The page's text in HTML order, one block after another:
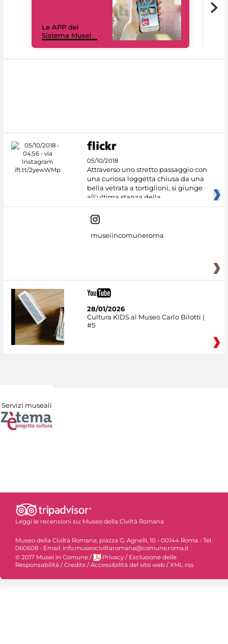
Le APP del
Sistema Musei
05/10/2018
Attraverso uno stretto passaggio con
una curiosa loggetta chiusa da una
bella vetrata a tortiglioni, si giunge
all'ultima stanza della
museiincomuneroma
28/01/2026
Cultura KIDS al Museo Carlo Bilotti |
#5
Servizi museali
Leggi le recensioni su: Museo della Civiltà Romana
Museo della Civiltà Romana, piazza G. Agnelli, 10 - 00144 Roma - Tel.
060608 - Email: info.museociviltaromana@comune.roma.it
© 2017 Musei in Comune / Privacy / Esclusione delle
Responsabilità / Credits / Accessibilità del sito web / XML-rss